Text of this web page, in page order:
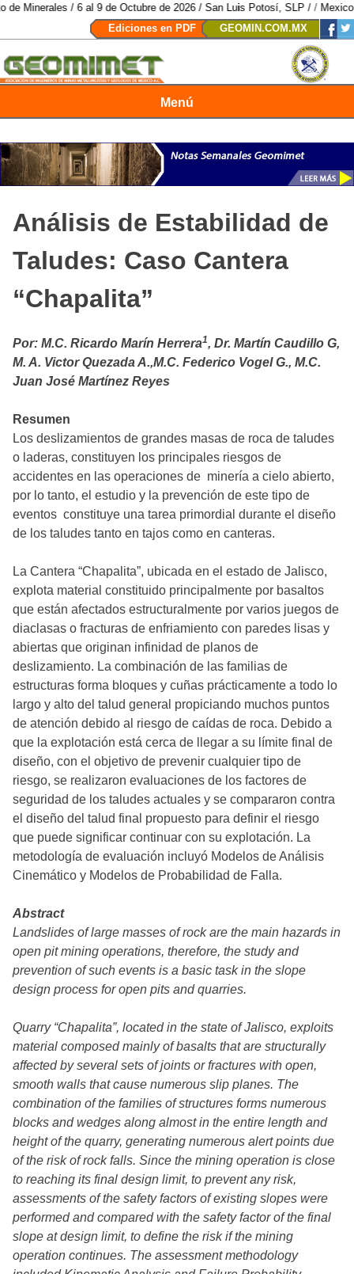
9 de Octubre de 2026 / San Luis Potosí, SLP //Mexico Mining Forum /
Ediciones en PDF
GEOMIN.COM.MX
Menú
Análisis de Estabilidad de
Taludes: Caso Cantera
“Chapalita”
Por: M.C. Ricardo Marín Herrera1, Dr. Martín Caudillo G,
M. A. Victor Quezada A.,M.C. Federico Vogel G., M.C.
Juan José Martínez Reyes
Resumen
Los deslizamientos de grandes masas de roca de taludes
o laderas, constituyen los principales riesgos de
accidentes en las operaciones de minería a cielo abierto,
por lo tanto, el estudio y la prevención de este tipo de
eventos constituye una tarea primordial durante el diseño
de los taludes tanto en tajos como en canteras.
La Cantera “Chapalita”, ubicada en el estado de Jalisco,
explota material constituido principalmente por basaltos
que están afectados estructuralmente por varios juegos de
diaclasas o fracturas de enfriamiento con paredes lisas y
abiertas que originan infinidad de planos de
deslizamiento. La combinación de las familias de
estructuras forma bloques y cuñas prácticamente a todo lo
largo y alto del talud general propiciando muchos puntos
de atención debido al riesgo de caídas de roca. Debido a
que la explotación está cerca de llegar a su límite final de
diseño, con el objetivo de prevenir cualquier tipo de
riesgo, se realizaron evaluaciones de los factores de
seguridad de los taludes actuales y se compararon contra
el diseño del talud final propuesto para definir el riesgo
que puede significar continuar con su explotación. La
metodología de evaluación incluyó Modelos de Análisis
Cinemático y Modelos de Probabilidad de Falla.
Abstract
Landslides of large masses of rock are the main hazards in
open pit mining operations, therefore, the study and
prevention of such events is a basic task in the slope
design process for open pits and quarries.
Quarry “Chapalita”, located in the state of Jalisco, exploits
material composed mainly of basalts that are structurally
affected by several sets of joints or fractures with open,
smooth walls that cause numerous slip planes. The
combination of the families of structures forms numerous
blocks and wedges along almost in the entire length and
height of the quarry, generating numerous alert points due
of the risk of rock falls. Since the mining operation is close
to reaching its final design limit, to prevent any risk,
assessments of the safety factors of existing slopes were
performed and compared with the safety factor of the final
slope at design limit, to define the risk if the mining
operation continues. The assessment methodology